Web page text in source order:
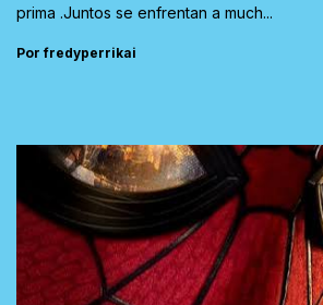
prima .Juntos se enfrentan a much...
Por fredyperrikai